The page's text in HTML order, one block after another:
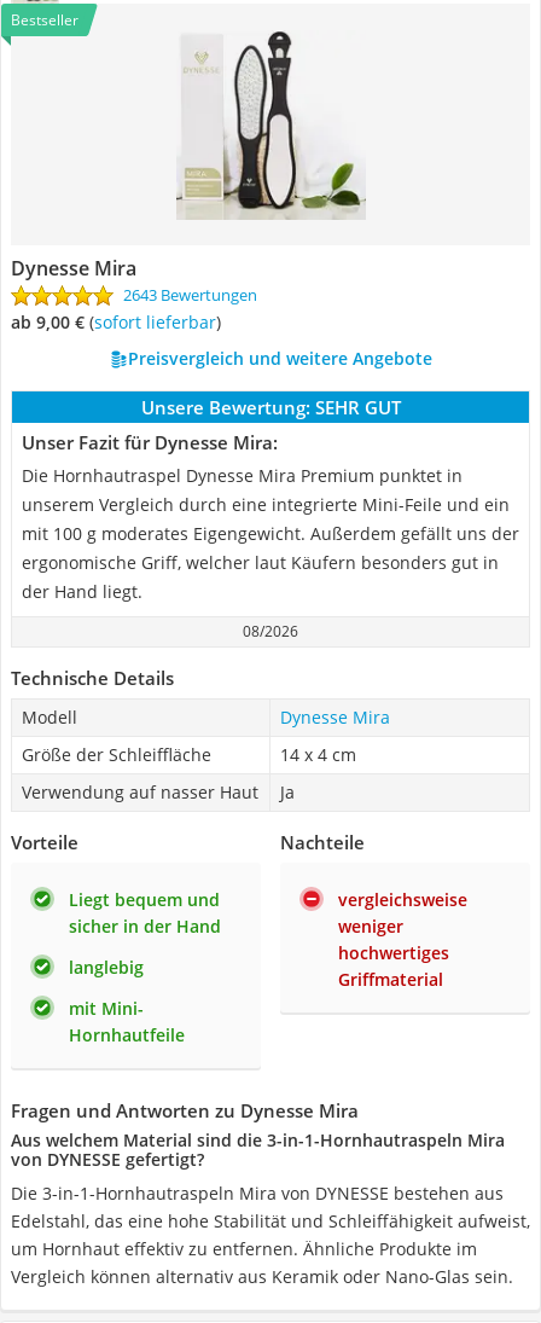
Bestseller
Dynesse Mira
2643 Bewertungen
ab 9,00 € ( Sofort lieferbar)
Preisvergleich und weitere Angebote
Unsere Bewertung: SEHR GUT
Unser Fazit für Dynesse Mira:
Die Hornhautraspel Dynesse Mira Premium punktet in
unserem Vergleich durch eine integrierte Mini-Feile und ein
mit 100 g moderates Eigengewicht. Außerdem gefällt uns der
ergonomische Griff, welcher laut Käufern besonders gut in
der Hand liegt.
08/2026
Technische Details
Modell
Dynesse Mira
Größe der Schleiffläche
14 x 4 cm
Verwendung auf nasser Haut
Ja
Vorteile
Liegt bequem und
sicher in der Hand
langlebig
mit Mini-
Hornhautfeile
Nachteile
vergleichsweise
weniger
hochwertiges
Griffmaterial
Fragen und Antworten zu Dynesse Mira
Aus welchem Material sind die 3-in-1-Hornhautraspeln Mira
von DYNESSE gefertigt?
Die 3-in-1-Hornhautraspeln Mira von DYNESSE bestehen aus
Edelstahl, das eine hohe Stabilität und Schleiffähigkeit aufweist,
um Hornhaut effektiv zu entfernen. Ähnliche Produkte im
Vergleich können alternativ aus Keramik oder Nano-Glas sein.